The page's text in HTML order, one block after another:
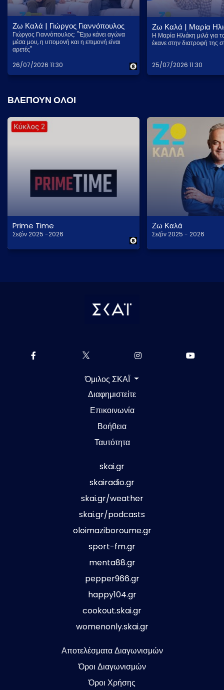
Ζω Καλά | Γιώργος Γιαννόπουλος
Γιώργος Γιαννόπουλος: "Έχω κάνει αγώνα
μέσα μου, η υπομονή και η επιμονή είναι
αρετές"
26/07/2026 11:30
Ζω Καλά | Μαρία
Η Μαρία Ηλιάκη μιλά για
έκανε στην διατροφή της
25/07/2026 11:30
ΒΛΕΠΟΥΝ ΟΛΟΙ
Prime Time
Σεζόν 2025 -2026
Ζω Καλά
Σεζόν 2025 - 2026
Όμιλος ΣΚΑΪ
Διαφημιστείτε
Επικοινωνία
Βοήθεια
Ταυτότητα
skai.gr
skairadio.gr
skai.gr/weather
skai.gr/podcasts
oloimaziboroume.gr
sport-fm.gr
menta88.gr
pepper966.gr
happy104.gr
cookout.skai.gr
womenonly.skai.gr
Αποτελέσματα Διαγωνισμών
Όροι Διαγωνισμών
Όροι Χρήσης